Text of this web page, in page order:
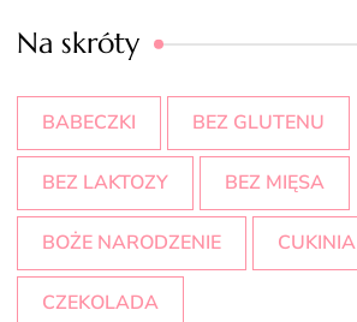
Na skróty
BABECZKI BEZ GLUTENU
BEZ LAKTOZY BEZ MIĘSA
BOŻE NARODZENIE CUKINIA
CZEKOLADA